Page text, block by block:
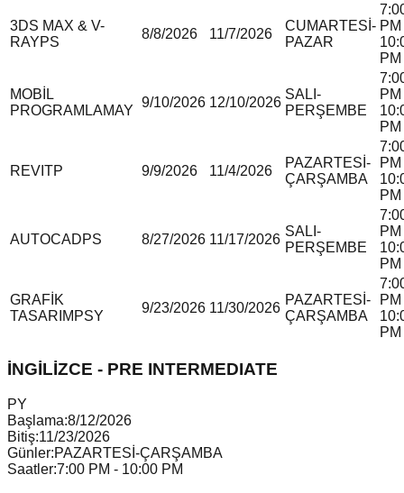
3DS MAX & V-
RAYPS
8/8/2026 11/7/2026
CUMARTESİ-
PAZAR
PM
PM
MOBİL
PROGRAMLAMAY
9/10/2026 12/10/2026
SALI-
PERŞEMBE
PM
PM
REVITP 9/9/2026 11/4/2026
PAZARTESİ-
ÇARŞAMBA
PM
PM
AUTOCADPS 8/27/2026 11/17/2026
SALI-
PERŞEMBE
PM
PM
GRAFİK
TASARIM PSY
9/23/2026 11/30/2026
PAZARTESİ-
ÇARŞAMBA
PM
PM
İNGİLİZCE - PRE INTERMEDIATE
PY
Başlama:8/12/2026
Bitiş:11/23/2026
Günler:PAZARTESİ-ÇARŞAMBA
Saatler:7:00 PM - 10:00 PM